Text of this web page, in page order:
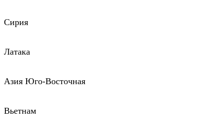
Сирия
Латака
Азия Юго-Восточная
Вьетнам